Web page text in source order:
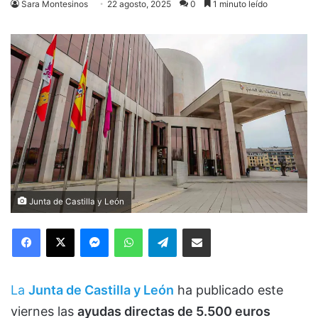
Sara Montesinos 22 agosto, 2025 0 1 minuto leído
Junta de Castilla y León
Facebook
X MessengerWhatsAppTelegramCompartir via Email
La Junta de Castilla y León ha publicado este
viernes las ayudas directas de 5.500 euros